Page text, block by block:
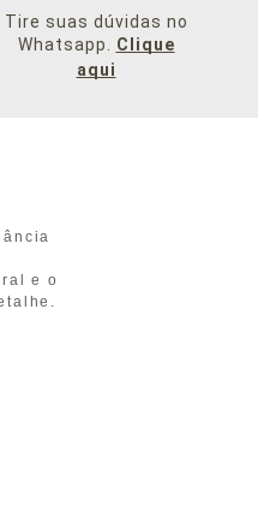
Tire suas dúvidas no
Whatsapp. Clique
aqui
e o